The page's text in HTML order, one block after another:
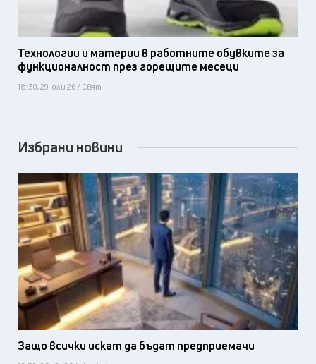
Технологии и материи в работните обувките за
функционалност през горещите месеци
18:30, 29 юли 26 / Свят
Избрани новини
Защо всички искат да бъдат предприемачи